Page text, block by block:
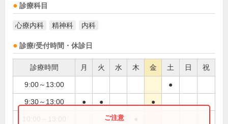
診療科目
心療内科 精神科 内科
診療/受付時間・休診日
診療時間 月 火 水 木 金 土 日 祝
9:00～13:00 ●
9:30～13:00 ● ● ●
●